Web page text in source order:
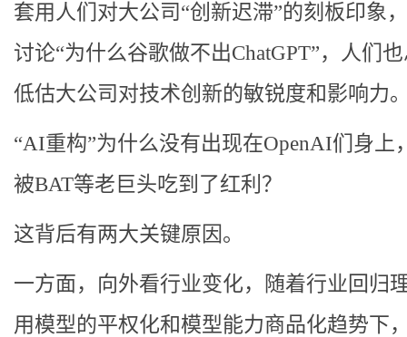
套用人们对大公司“创新迟滞”的刻板印象
讨论“为什么谷歌做不出ChatGPT”，人们
低估大公司对技术创新的敏锐度和影响力
“AI重构”为什么没有出现在OpenAI们身上
被BAT等老巨头吃到了红利？
这背后有两大关键原因。
一方面，向外看行业变化，随着行业回归
用模型的平权化和模型能力商品化趋势下